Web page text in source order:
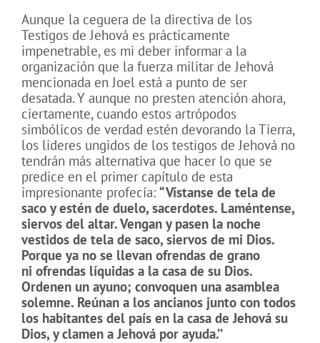
Aunque la ceguera de la directiva de los
Testigos de Jehová es prácticamente
impenetrable, es mi deber informar a la
organización que la fuerza militar de Jehová
mencionada en Joel está a punto de ser
desatada. Y aunque no presten atención ahora,
ciertamente, cuando estos artrópodos
simbólicos de verdad estén devorando la Tierra,
los lideres ungidos de los testigos de Jehová no
tendrán más alternativa que hacer lo que se
predice en el primer capítulo de esta
impresionante profecía: “Vístanse de tela de
saco y estén de duelo, sacerdotes. Laméntense,
siervos del altar. Vengan y pasen la noche
vestidos de tela de saco, siervos de mi Dios.
Porque ya no se llevan ofrendas de grano
ni ofrendas líquidas a la casa de su Dios.
Ordenen un ayuno; convoquen una asamblea
solemne. Reúnan a los ancianos junto con todos
los habitantes del país en la casa de Jehová su
Dios, y clamen a Jehová por ayuda.’’